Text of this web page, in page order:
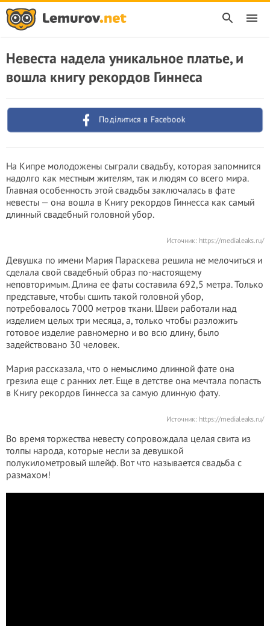
Невеста надела уникальное платье, и
вошла книгу рекордов Гиннеса
Поділитися в Facebook
На Кипре молодожены сыграли свадьбу, которая запомнится
надолго как местным жителям, так и людям со всего мира.
Главная особенность этой свадьбы заключалась в фате
невесты — она вошла в Книгу рекордов Гиннесса как самый
длинный свадебный головной убор.
Источник: https://medialeaks.ru/
Девушка по имени Мария Параскева решила не мелочиться и
сделала свой свадебный образ по-настоящему
неповторимым. Длина ее фаты составила 692,5 метра. Только
представьте, чтобы сшить такой головной убор,
потребовалось 7000 метров ткани. Швеи работали над
изделием целых три месяца, а, только чтобы разложить
готовое изделие равномерно и во всю длину, было
задействовано 30 человек.
Мария рассказала, что о немыслимо длинной фате она
грезила еще с ранних лет. Еще в детстве она мечтала попасть
в Книгу рекордов Гиннесса за самую длинную фату.
Источник: https://medialeaks.ru/
Во время торжества невесту сопровождала целая свита из
толпы народа, которые несли за девушкой
полукилометровый шлейф. Вот что называется свадьба с
размахом!